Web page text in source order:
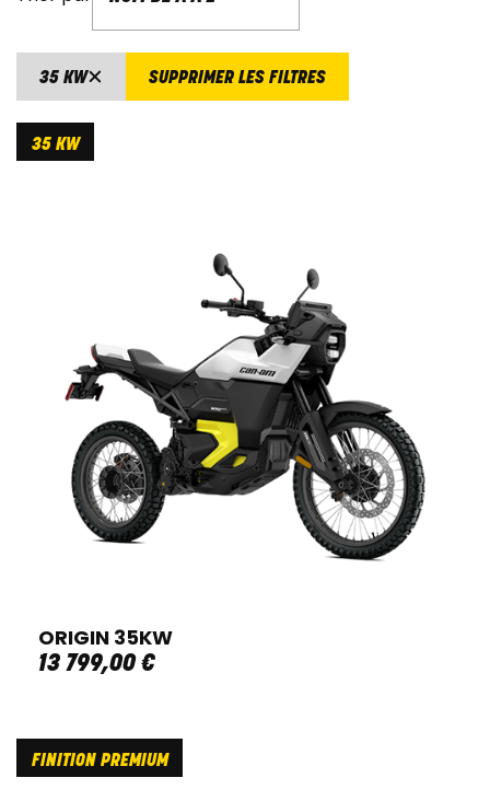
35 KW SUPPRIMER LES FILTRES
35 KW
ORIGIN 35KW
13 799,00€
FINITION PREMIUM